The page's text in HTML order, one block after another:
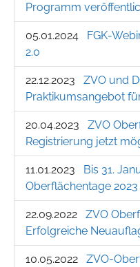
Programm
05.01.2024
FGK-
2.0
22.12.2023
ZVO und
Praktikumsangebot
20.04.2023
ZVO
Registrierung jetzt
11.01.2023
Bis 31.
Oberflächentage
22.09.2022
ZVO
Erfolgreiche
10.05.2022
ZVO-